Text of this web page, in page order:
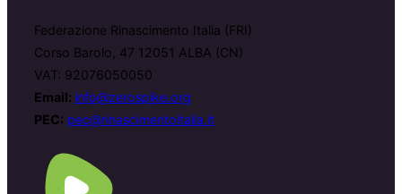
Federazione Rinascimento Italia (FRI)
Corso Barolo, 47 12051 ALBA (CN)
VAT: 92076050050
Email: info@zerospike.org
PEC: pec@rinascimentoitalia.it